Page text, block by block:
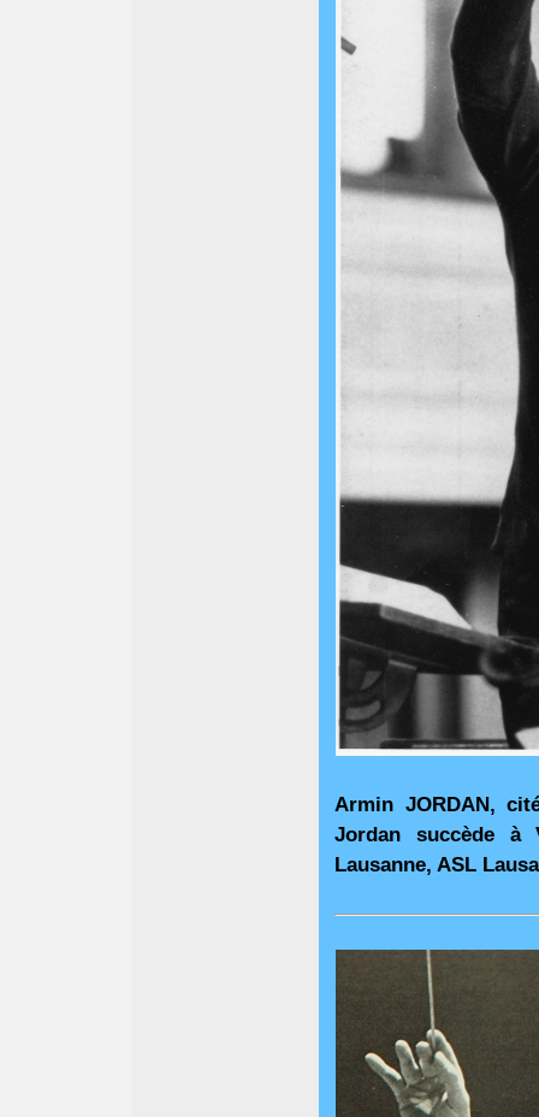
Armin JORDAN,
Jordan succède à
Lausanne, ASL